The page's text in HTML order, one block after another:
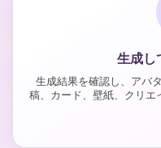
生成し
生成結果を確認し、アバ
稿、カード、壁紙、クリエ